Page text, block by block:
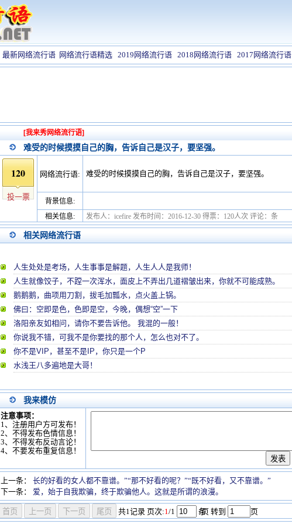
最新网络流行语 网络流行语精选 2019网络流行语 2018网络流行语 2017网络流行语
[我来秀网络流行语]
难受的时候摸摸自己的胸，告诉自己是汉子，要坚强。
120
投一票
网络流行语: 难受的时候摸摸自己的胸，告诉自己是汉子，要坚强。
背景信息:
相关信息:
发布人：icefire 发布时间：2016-12-30 得票：120人次 评论：条
相关网络流行语
人生处处是考场，人生事事是解题，人生人人是我师！
人生就像饺子，不蹚一次浑水，面皮上不弄出几道褶皱出来，你就不可能成熟。
鹅鹅鹅，曲项用刀割，拔毛加瓢水，点火盖上锅。
佛曰：空即是色，色即是空，今晚，偶想“空”一下
洛阳亲友如相问，请你不要告诉他。 我混的一般！
你说我不错，可我不是你要找的那个人，怎么也对不了。
你不是VIP，甚至不是IP，你只是一个P
水浅王八多遍地是大哥！
我来模仿
注意事项：
1、注册用户方可发布！
2、不得发布色情信息！
3、不得发布反动言论！
4、不要发布重复信息！
上一条：
长的好看的女人都不靠谱。”“那不好看的呢？”“既不好看，又不靠谱。”
下一条：
爱，始于自我欺骗，终于欺骗他人。这就是所谓的浪漫。
共1记录 页次:1/1 条
/页 转到 页